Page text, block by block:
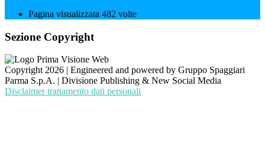
Pagina visualizzata 482 volte
Sezione Copyright
Copyright 2026 | Engineered and powered by Gruppo Spaggiari
Parma S.p.A. | Divisione Publishing & New Social Media
Disclaimer trattamento dati personali